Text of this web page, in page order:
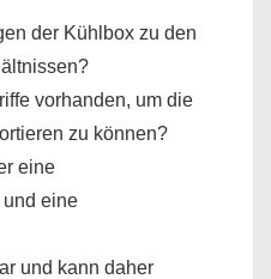
der Kühlbox zu den
vorhanden, um die
zu können?
eine
eine
und kann daher